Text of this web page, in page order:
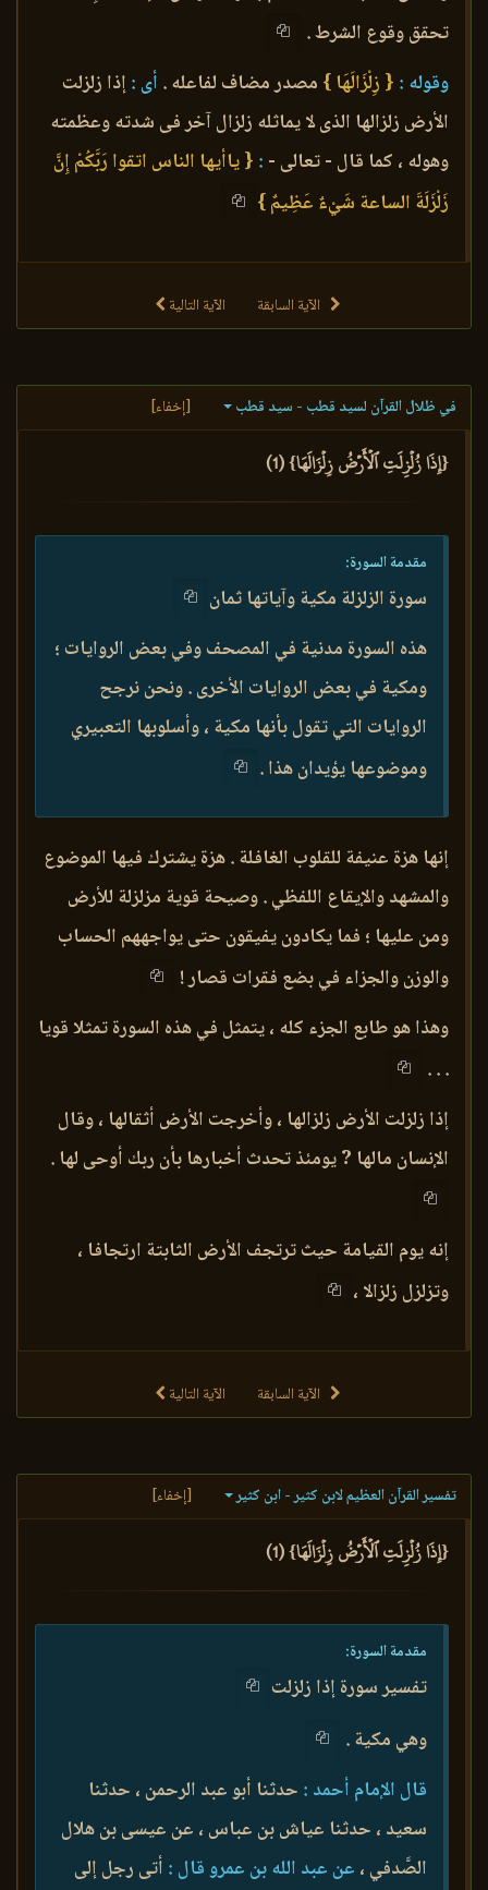
تحقق وقوع الشرط .
وقوله : { زِلْزَالَهَا } مصدر مضاف لفاعله . أى :إذا زلزلت
الأرض زلزالها الذى لا يماثله زلزال آخر فى شدته وعظمته
وهوله ، كما قال - تعالى - : { ياأيها الناس اتقوا رَبَّكُمْ إِنَّ
زَلْزَلَةَ الساعة شَيْءٌ عَظِيمٌ }
الآية السابقة الآية التالية
في ظلال القرآن لسيد قطب - سيد قطب [إخفاء]
{إِذَا زُلۡزِلَتِ ٱلۡأَرۡضُ زِلۡزَالَهَا} (1)
مقدمة السورة:
سورة الزلزلة مكية وآياتها ثمان
هذه السورة مدنية في المصحف وفي بعض الروايات ؛
ومكية في بعض الروايات الأخرى . ونحن نرجح
الروايات التي تقول بأنها مكية ، وأسلوبها التعبيري
وموضوعها يؤيدان هذا .
إنها هزة عنيفة للقلوب الغافلة . هزة يشترك فيها الموضوع
والمشهد والإيقاع اللفظي . وصيحة قوية مزلزلة للأرض
ومن عليها ؛ فما يكادون يفيقون حتى يواجههم الحساب
والوزن والجزاء في بضع فقرات قصار !
وهذا هو طابع الجزء كله ، يتمثل في هذه السورة تمثلا قويا
. . .
إذا زلزلت الأرض زلزالها ، وأخرجت الأرض أثقالها ، وقال
الإنسان مالها ? يومئذ تحدث أخبارها بأن ربك أوحى لها .
إنه يوم القيامة حيث ترتجف الأرض الثابتة ارتجافا ،
وتزلزل زلزالا ،
الآية السابقة الآية التالية
تفسير القرآن العظيم لابن كثير - ابن كثير [إخفاء]
{إِذَا زُلۡزِلَتِ ٱلۡأَرۡضُ زِلۡزَالَهَا} (1)
مقدمة السورة:
تفسير سورة إذا زلزلت
وهي مكية .
قال الإمام أحمد : حدثنا أبو عبد الرحمن ، حدثنا
سعيد ، حدثنا عياش بن عباس ، عن عيسى بن هلال
الصَّدفي ، عن عبد الله بن عمرو قال : أتى رجل إلى